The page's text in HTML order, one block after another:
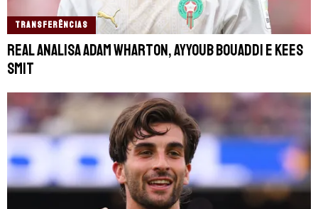
TRANSFERÊNCIAS
Real analisa Adam Wharton, Ayyoub Bouaddi e Kees
Smit